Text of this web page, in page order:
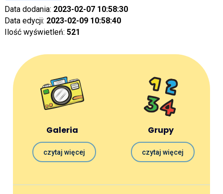
Data dodania: 2023-02-07 10:58:30
Data edycji: 2023-02-09 10:58:40
Ilość wyświetleń: 521
Galeria
czytaj więcej
Grupy
czytaj więcej